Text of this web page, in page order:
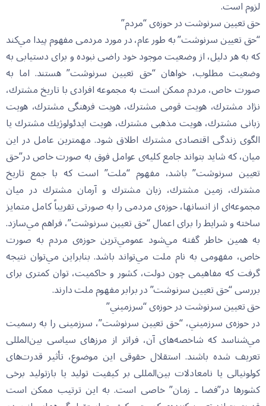
لزوم است.
حق تعيين سرنوشت در حوزه‌ى “مردم”
“حق تعيين سرنوشت” به طور عام، در مورد مردمى مفهوم پيدا مي‌كند
كه به هر دليل، از وضعيت موجود خود راضى نبوده و براى دستيابى به
وضعيت مطلوب، خواهان “حق تعيين سرنوشت” هستند. اما به
صورت خاص، مردم ممكن است به مجموعه افرادى با تاريخ مشترك،
نژاد مشترك، هويت قومى مشترك، هويت فرهنگى مشترك، هويت
زبانى مشترك، هويت مذهبى مشترك، هويت ايدئولوژيك مشترك يا
الگوى زندگى اقتصادى مشترك اطلاق شود. مهمترين عامل در اين
ميان، كه شايد بتواند جامع كليه‌ى عوامل فوق به صورت خاص در”حق
تعيين سرنوشت” باشد، مفهوم “ملت” است كه با جمع تاريخ
مشترك، زمين مشترك، زبان مشترك و آرمان مشترك در ميان
مجموعه‌اى از انسانها، حوزه‌ى مردمى را به صورتى تقريباً كامل متمايز
ساخته و شرايط را براى اعمال “حق تعيين سرنوشت”، فراهم مي‌‌سازد.
به همين خاطر گفته مي‌شود عمومي‌ترين حوزه‌ى مردم به صورت
خاص، مفهومى به نام ملت مي‌تواند باشد. بنابراين مي‌توان نتيجه
گرفت كه مفاهيمى چون دولت، كشور و حاكميت، توان كمترى براى
بررسى “حق تعيين سرنوشت” در برابر مفهوم ملت دارند.
حق تعيين سرنوشت در حوزه‌ى “سرزميني”
در حوزه‌ى سرزميني، “حق تعيين سرنوشت”، سرزمينى را به رسميت
مي‌شناسد كه شاخصه‌هاى آن، فراتر از مرزهاى سياسى بين‌المللى
تعريف شده باشند. استقلال حقوقى اين موضوع، تأثير قدرت‌هاى
كولونيالى يا نامعادلات بين‌المللى بر كيفيت توليد يا بازتوليد برخى
كشورها در”فضا ـ زمان” خاصى است. به اين ترتيب ممكن است